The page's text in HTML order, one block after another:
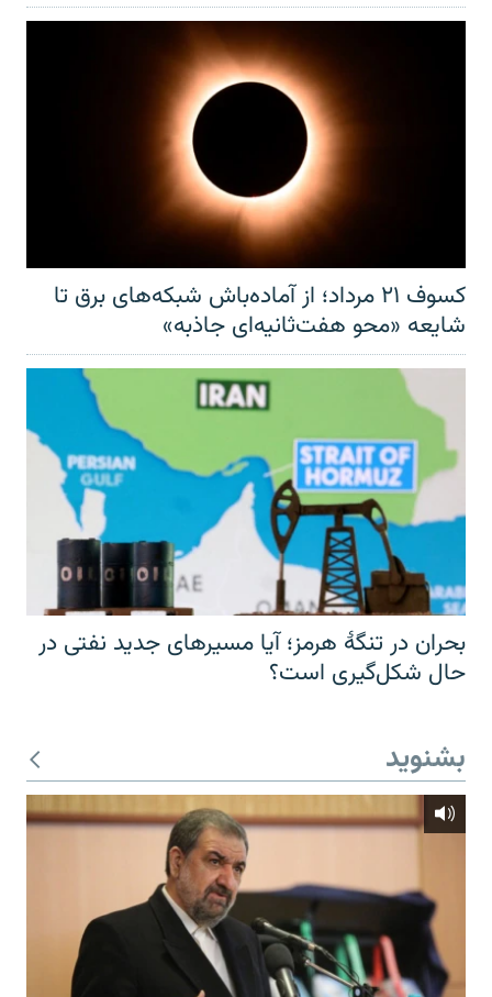
کسوف ۲۱ مرداد؛ از آماده‌باش شبکه‌های برق تا
شایعه «محو هفت‌ثانیه‌ای جاذبه»
بحران در تنگهٔ هرمز؛ آیا مسیرهای جدید نفتی در
حال شکل‌گیری است؟
بشنوید